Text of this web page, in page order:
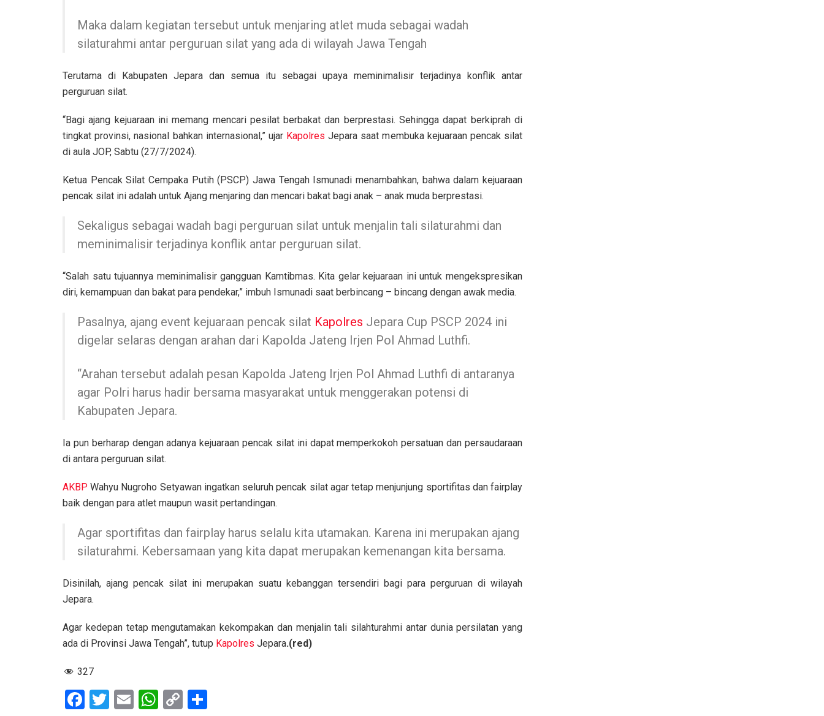
Maka dalam kegiatan tersebut untuk menjaring atlet muda sebagai wadah
silaturahmi antar perguruan silat yang ada di wilayah Jawa Tengah
Terutama di Kabupaten Jepara dan semua itu sebagai upaya meminimalisir terjadinya konflik antar
perguruan silat.
“Bagi ajang kejuaraan ini memang mencari pesilat berbakat dan berprestasi. Sehingga dapat berkiprah di
tingkat provinsi, nasional bahkan internasional,” ujar Kapolres Jepara saat membuka kejuaraan pencak silat
di aula JOP, Sabtu (27/7/2024).
Ketua Pencak Silat Cempaka Putih (PSCP) Jawa Tengah Ismunadi menambahkan, bahwa dalam kejuaraan
pencak silat ini adalah untuk Ajang menjaring dan mencari bakat bagi anak – anak muda berprestasi.
Sekaligus sebagai wadah bagi perguruan silat untuk menjalin tali silaturahmi dan
meminimalisir terjadinya konflik antar perguruan silat.
“Salah satu tujuannya meminimalisir gangguan Kamtibmas. Kita gelar kejuaraan ini untuk mengekspresikan
diri, kemampuan dan bakat para pendekar,” imbuh Ismunadi saat berbincang – bincang dengan awak media.
Pasalnya, ajang event kejuaraan pencak silat Kapolres Jepara Cup PSCP 2024 ini
digelar selaras dengan arahan dari Kapolda Jateng Irjen Pol Ahmad Luthfi.
“Arahan tersebut adalah pesan Kapolda Jateng Irjen Pol Ahmad Luthfi di antaranya
agar Polri harus hadir bersama masyarakat untuk menggerakan potensi di
Kabupaten Jepara.
Ia pun berharap dengan adanya kejuaraan pencak silat ini dapat memperkokoh persatuan dan persaudaraan
di antara perguruan silat.
AKBP Wahyu Nugroho Setyawan ingatkan seluruh pencak silat agar tetap menjunjung sportifitas dan fairplay
baik dengan para atlet maupun wasit pertandingan.
Agar sportifitas dan fairplay harus selalu kita utamakan. Karena ini merupakan ajang
silaturahmi. Kebersamaan yang kita dapat merupakan kemenangan kita bersama.
Disinilah, ajang pencak silat ini merupakan suatu kebanggan tersendiri bagi para perguruan di wilayah
Jepara.
Agar kedepan tetap mengutamakan kekompakan dan menjalin tali silahturahmi antar dunia persilatan yang
ada di Provinsi Jawa Tengah”, tutup Kapolres Jepara.(red)
327
F
T
E
W C